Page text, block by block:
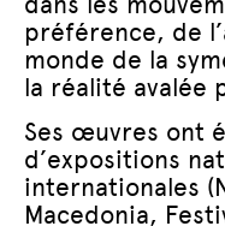
préférence, de
monde de la
la réalité avalée
Ses œuvres ont
d’expositions
internationales
Macedonia,